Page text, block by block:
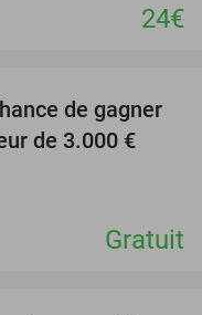
24€
de gagner
de 3.000 €
Gratuit